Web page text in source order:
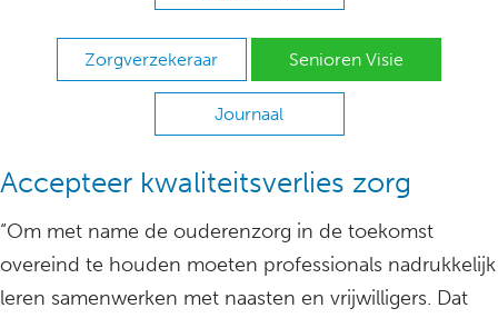
Zorgverzekeraar Senioren Visie
Journaal
Accepteer kwaliteitsverlies zorg
“Om met name de ouderenzorg in de toekomst
overeind te houden moeten professionals nadrukkelijk
leren samenwerken met naasten en vrijwilligers. Dat